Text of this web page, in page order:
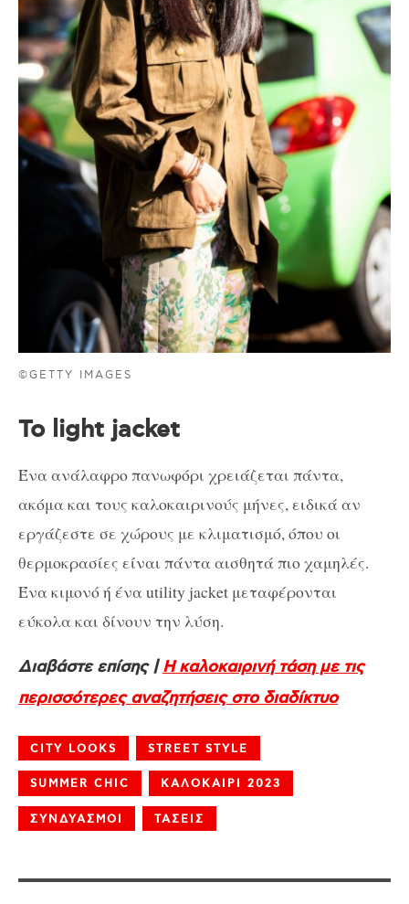
©GETTY IMAGES
To light jacket
Ένα ανάλαφρο πανωφόρι χρειάζεται πάντα,
ακόμα και τους καλοκαιρινούς μήνες, ειδικά αν
εργάζεστε σε χώρους με κλιματισμό, όπου οι
θερμοκρασίες είναι πάντα αισθητά πιο χαμηλές.
Ένα κιμονό ή ένα utility jacket μεταφέρονται
εύκολα και δίνουν την λύση.
Διαβάστε επίσης |Η καλοκαιρινή τάση με τις
περισσότερες αναζητήσεις στο διαδίκτυο
CITY LOOKS STREET STYLE
SUMMER CHIC ΚΑΛΟΚΑΙΡΙ 2023
ΣΥΝΔΥΑΣΜΟΙ ΤΑΣΕΙΣ